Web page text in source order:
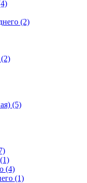
(2)
(5)
(4)
(1)